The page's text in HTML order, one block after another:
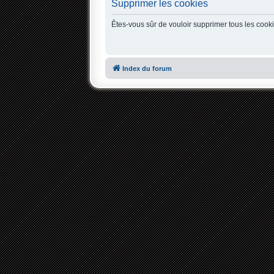
Supprimer les cookies
Êtes-vous sûr de vouloir supprimer tous les
Index du forum